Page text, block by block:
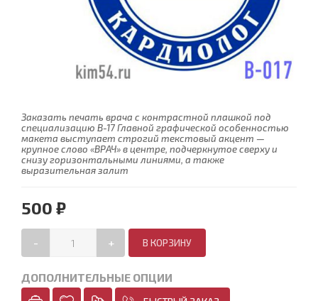
Заказать печать врача с контрастной плашкой под
специализацию В-17 Главной графической особенностью
макета выступает строгий текстовый акцент —
крупное слово «ВРАЧ» в центре, подчеркнутое сверху и
снизу горизонтальными линиями, а также
выразительная залит
500 ₽
- +
ДОПОЛНИТЕЛЬНЫЕ ОПЦИИ